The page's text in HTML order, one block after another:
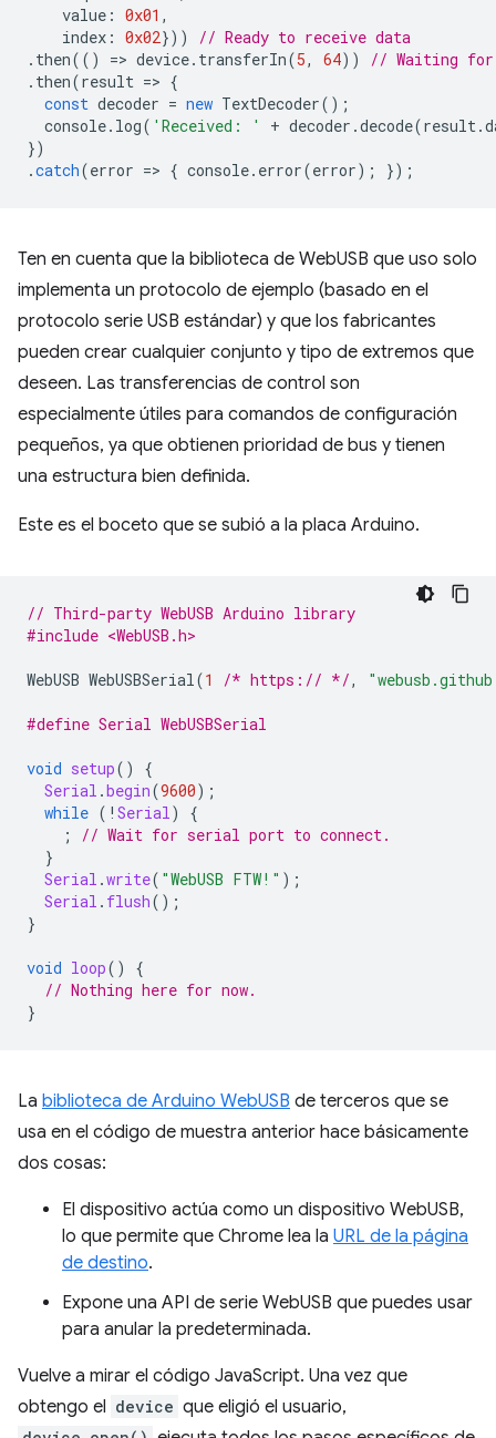
value : 0x01 ,
index : 0x02}))
// Ready to receive data
. then(() => device. transferIn(5, 64))
// Waiting for
. then(result => {
const decoder = new TextDecoder();
console. log( 'Received: ' + decoder .decode(result.
})
.catch(error => { console. error(error); });
Ten en cuenta que la biblioteca de WebUSB que uso solo
implementa un protocolo de ejemplo (basado en el
protocolo serie USB estándar) y que los fabricantes
pueden crear cualquier conjunto y tipo de extremos que
deseen. Las transferencias de control son
especialmente útiles para comandos de configuración
pequeños, ya que obtienen prioridad de bus y tienen
una estructura bien definida.
Este es el boceto que se subió a la placa Arduino.
// Third-party WebUSB Arduino library
#include <WebUSB.h>
WebUSB WebUSBSerial(1 /* https:// */,
#define Serial WebUSBSerial
void setup()
{
Serial .begin(9600);
while ( ! Serial)
{
;
// Wait for serial port to connect.
}
Serial .write( "WebUSB FTW!" );
Serial . flush();
}
void loop()
{
// Nothing here for now.
}
La biblioteca de Arduino WebUSB de terceros que se
usa en el código de muestra anterior hace básicamente
dos cosas:
El dispositivo actúa como un dispositivo WebUSB,
lo que permite que Chrome lea la URL de la página
de destino.
Expone una API de serie WebUSB que puedes usar
para anular la predeterminada.
Vuelve a mirar el código JavaScript. Una vez que
obtengo el device que eligió el usuario,